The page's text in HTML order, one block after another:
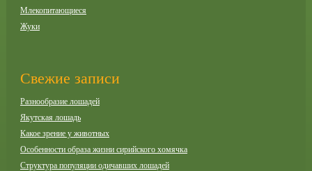
Млекопитающиеся
Жуки
Свежие записи
Разнообразие лошадей
Якутская лошадь
Какое зрение у животных
Особенности образа жизни сирийского хомячка
Структура популяции одичавших лошадей